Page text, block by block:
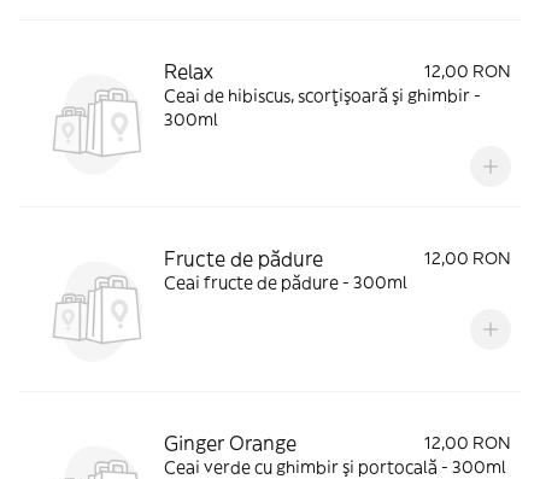
Relax
12,00 RON
Ceai de hibiscus, scorţişoară şi ghimbir -
300ml
Fructe de pădure
12,00 RON
Ceai fructe de pădure - 300ml
Ginger Orange
12,00 RON
Ceai verde cu ghimbir şi portocală - 300ml